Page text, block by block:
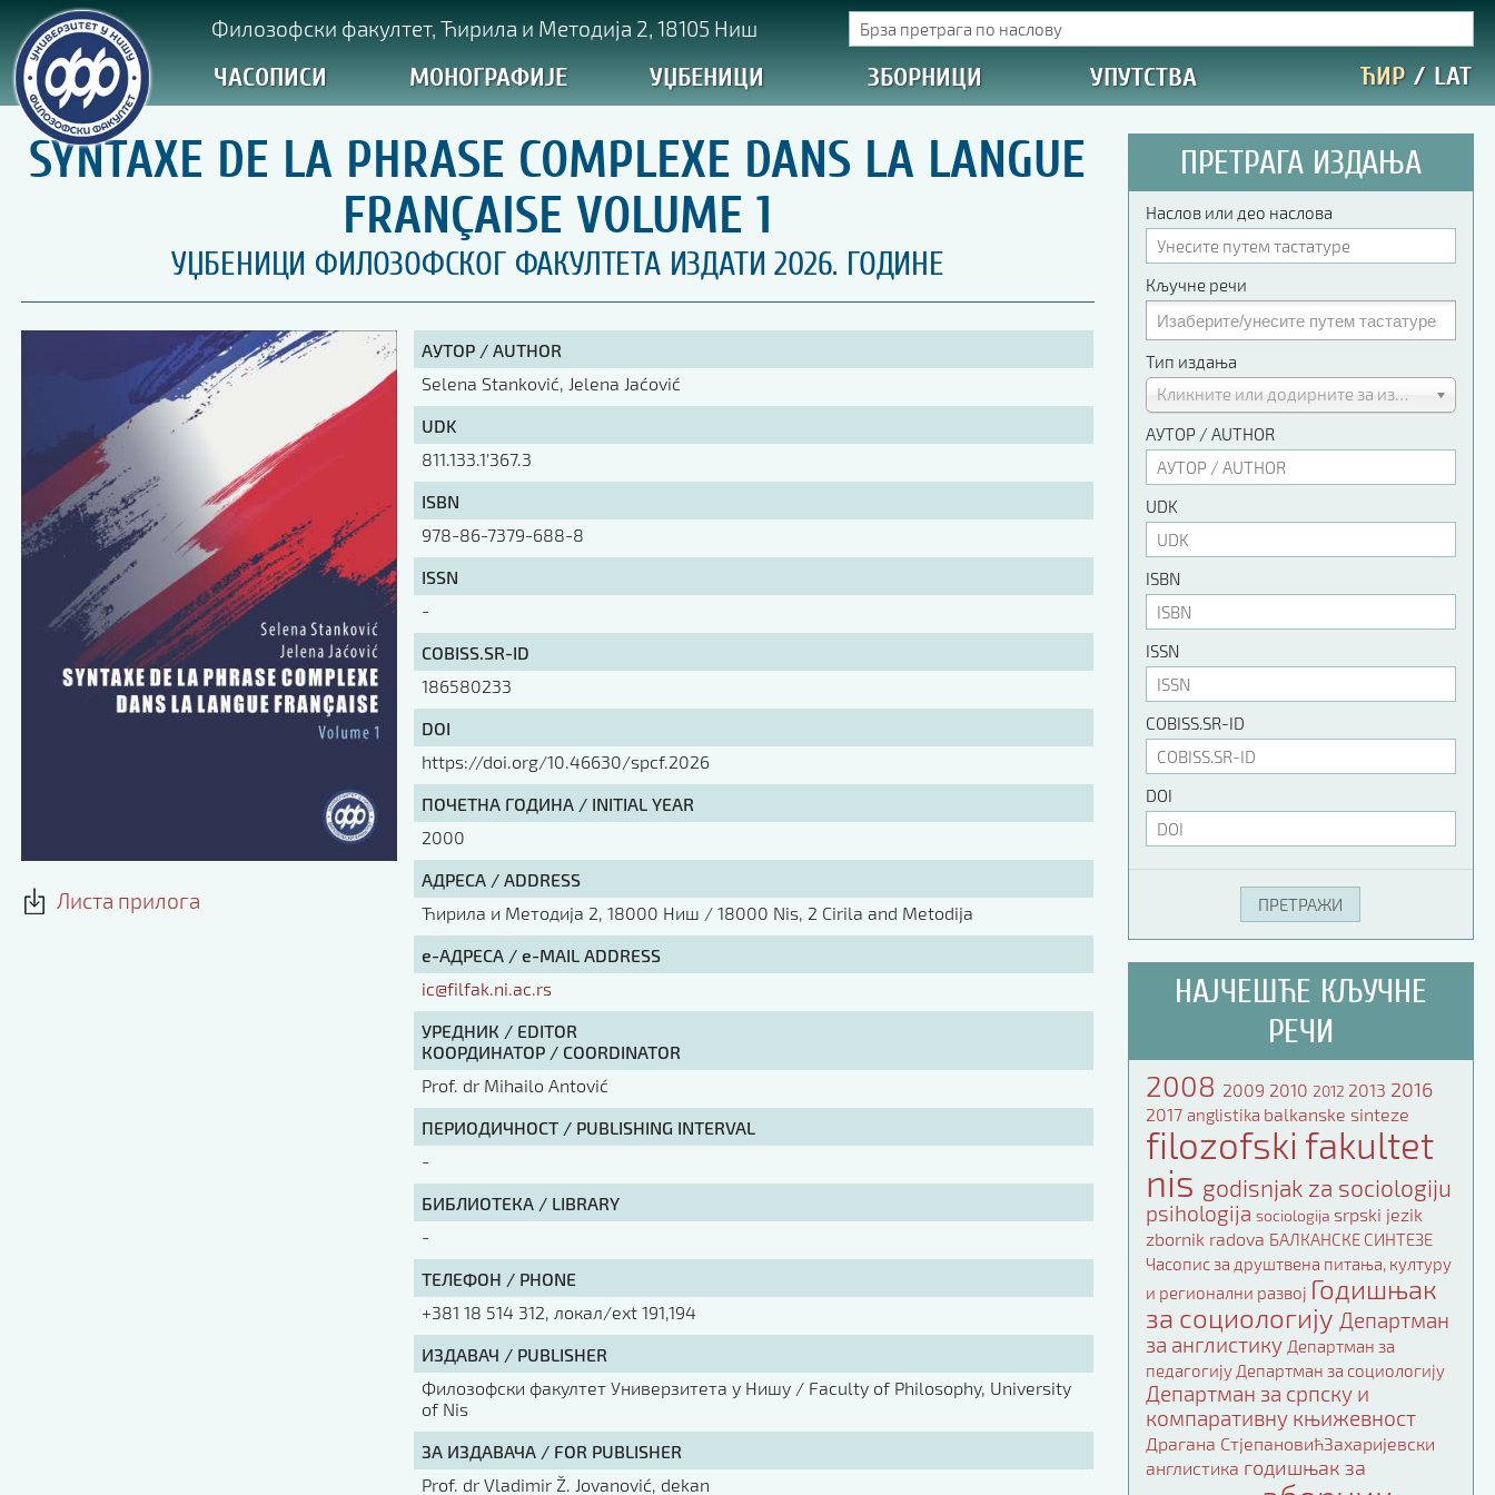
Филозофски факултет, Ћирила и Методија 2, 18105 Ниш
ЧАСОПИСИ МОНОГРАФИЈЕ УЏБЕНИЦИ ЗБОРНИЦИ УПУТСТВА ЋИР / LAT
SYNTAXE DE LA PHRASE COMPLEXE DANS LA LANGUE
FRANÇAISE VOLUME 1
УЏБЕНИЦИ ФИЛОЗОФСКОГ ФАКУЛТЕТА ИЗДАТИ 2026. ГОДИНЕ
Листа прилога
АУТОР / AUTHOR
Selena Stanković, Jelena Jaćović
UDK
811.133.1’367.3
ISBN
978-86-7379-688-8
ISSN
-
COBISS.SR-ID
186580233
DOI
https://doi.org/10.46630/spcf.2026
ПОЧЕТНА ГОДИНА / INITIAL YEAR
2000
АДРЕСА / ADDRESS
Ћирила и Методија 2, 18000 Ниш / 18000 Nis, 2 Cirila and Metodija
е-АДРЕСА / e-MAIL ADDRESS
ic@filfak.ni.ac.rs
УРЕДНИК / EDITOR
КООРДИНАТОР / COORDINATOR
Prof. dr Mihailo Antović
ПЕРИОДИЧНОСТ / PUBLISHING INTERVAL
-
БИБЛИОТЕКА / LIBRARY
-
ТЕЛЕФОН / PHONE
+381 18 514 312, локал/ext 191,194
ИЗДАВАЧ / PUBLISHER
Филозофски факултет Универзитета у Нишу / Faculty of Philosophy, University
of Nis
ЗА ИЗДАВАЧА / FOR PUBLISHER
Prof. dr Vladimir Ž. Jovanović, dekan
ПРЕТРАГА ИЗДАЊА
Наслов или део наслова
Кључне речи
Тип издања
Кликните или додирните за избор
АУТОР / AUTHOR
UDK
ISBN
ISSN
COBISS.SR-ID
DOI
НАЈЧЕШЋЕ КЉУЧНЕ
РЕЧИ
2008 2009 2010 2012 2013 2016
2017 anglistika balkanske sinteze
filozofski fakultet
nis godisnjak za sociologiju
psihologija sociologija srpski jezik
zbornik radova БАЛКАНСКЕ СИНТЕЗЕ
Часопис за друштвена питања, културу
и регионални развој Годишњак
за социологију Департман
за англистику Департман за
педагогију Департман за социологију
Департман за српску и
компаративну књижевност
Драгана СтјепановићЗахаријевски
англистика годишњак за